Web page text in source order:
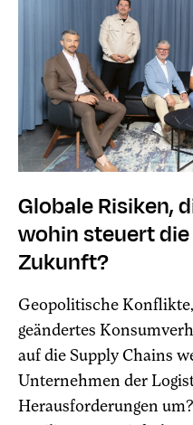
Globale Risiken,
wohin steuert
Zukunft?
Geopolitische
geändertes
auf die Supply Chains
Unternehmen der
Herausforderungen